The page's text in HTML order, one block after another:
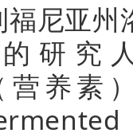
尼亚
研究
营养素